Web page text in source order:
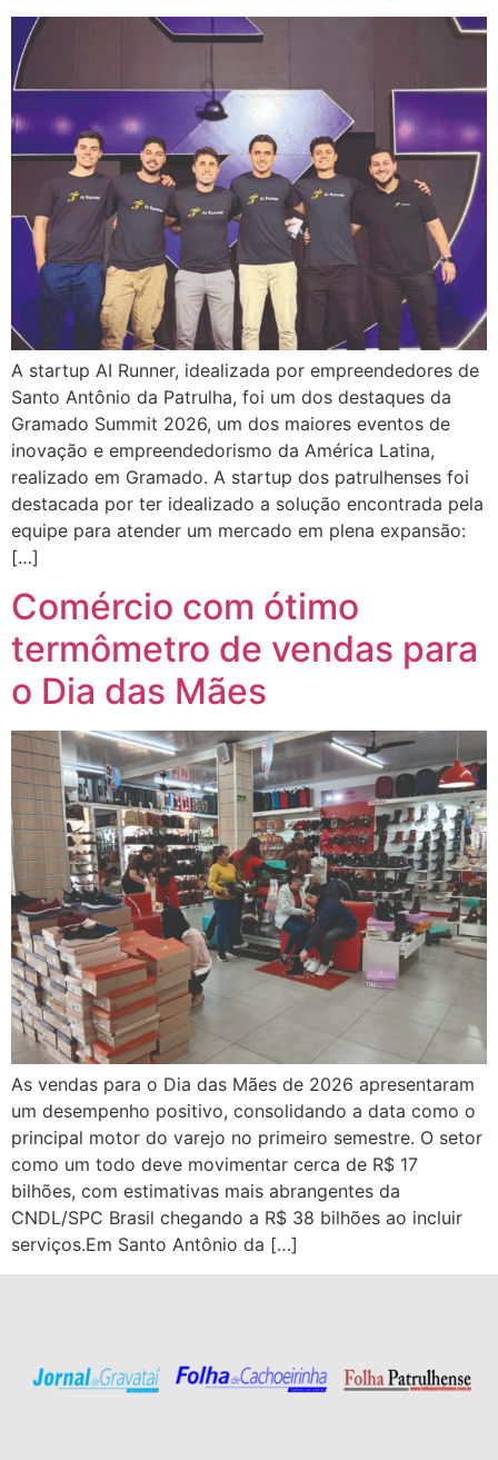
A startup AI Runner, idealizada por empreendedores de
Santo Antônio da Patrulha, foi um dos destaques da
Gramado Summit 2026, um dos maiores eventos de
inovação e empreendedorismo da América Latina,
realizado em Gramado. A startup dos patrulhenses foi
destacada por ter idealizado a solução encontrada pela
equipe para atender um mercado em plena expansão:
[…]
Comércio com ótimo
termômetro de vendas para
o Dia das Mães
As vendas para o Dia das Mães de 2026 apresentaram
um desempenho positivo, consolidando a data como o
principal motor do varejo no primeiro semestre. O setor
como um todo deve movimentar cerca de R$ 17
bilhões, com estimativas mais abrangentes da
CNDL/SPC Brasil chegando a R$ 38 bilhões ao incluir
serviços.Em Santo Antônio da […]